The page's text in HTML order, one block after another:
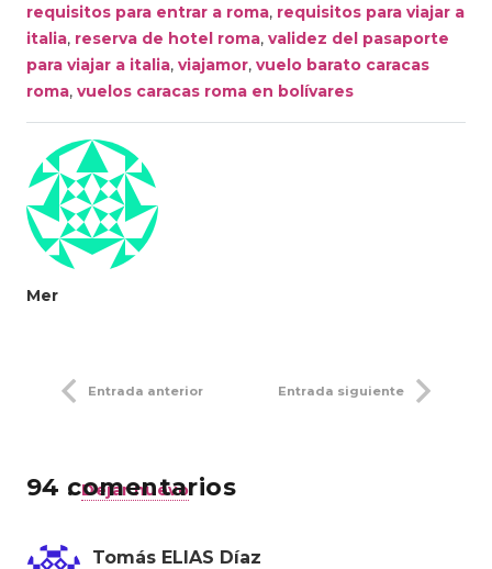
requisitos para entrar a roma, requisitos para viajar a
italia, reserva de hotel roma, validez del pasaporte
para viajar a italia, viajamor, vuelo barato caracas
roma, vuelos caracas roma en bolívares
Mer
Entrada anterior Entrada siguiente
94 comentarios
. Dejar nuevo
Tomás ELIAS Díaz